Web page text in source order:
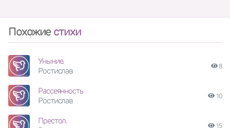
Похожие стихи
Уныние.
Ростислав
8
Рассеянность
Ростислав
10
Престол.
15